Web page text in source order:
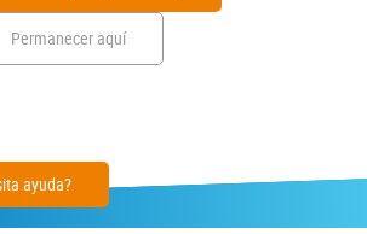
ayuda?
Permanecer aquí